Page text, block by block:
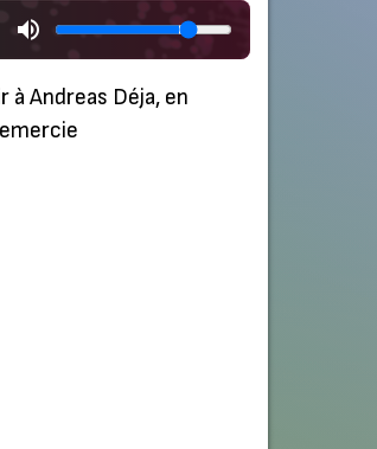
Andreas Déja, en